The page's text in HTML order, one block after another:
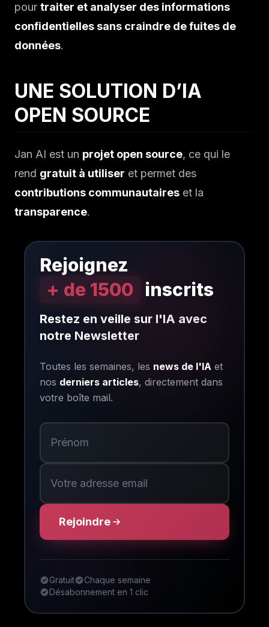
pour traiter et analyser des informations
confidentielles sans craindre de fuites de
données.
UNE SOLUTION D’IA
OPEN SOURCE
Jan AI est un projet open source, ce qui le
rend gratuit à utiliser et permet des
contributions communautaires et la
transparence.
Rejoignez
+ de 1500 inscrits
Restez en veille sur l'IA avec
notre Newsletter
Toutes les semaines, les news de l'IA et
nos derniers articles, directement dans
votre boîte mail.
Rejoindre
Gratuit
Chaque semaine
Désabonnement en 1 clic